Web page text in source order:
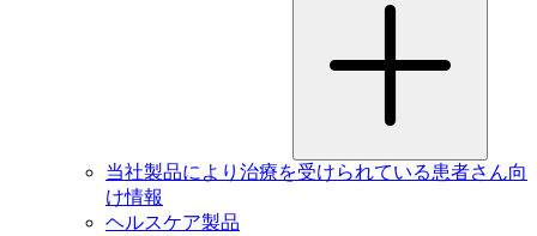
当社製品により治療を受けられている患者さん向
け情報
ヘルスケア製品